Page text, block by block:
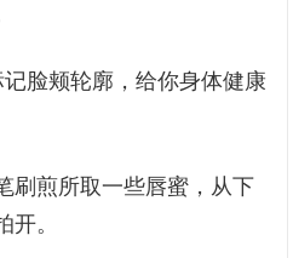
脸颊轮廓，给你身体健康
刷煎所取一些唇蜜，从下
开。